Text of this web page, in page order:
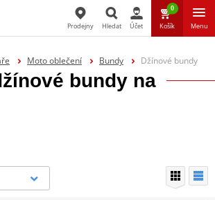
Hledat
Prodejny Hledat Účet
0
Košík Menu
Moto oblečení Bundy Džínové bundy
bundy na